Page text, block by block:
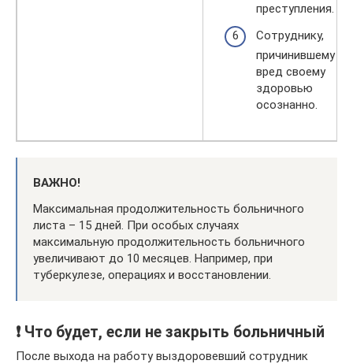
преступления.
Сотруднику,
причинившему
вред своему
здоровью
осознанно.
ВАЖНО!
Максимальная продолжительность больничного
листа – 15 дней. При особых случаях
максимальную продолжительность больничного
увеличивают до 10 месяцев. Например, при
туберкулезе, операциях и восстановлении.
❗ Что будет, если не закрыть больничный
После выхода на работу выздоровевший сотрудник